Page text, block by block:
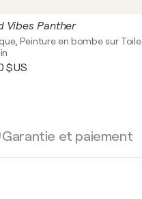
Vibes Panther
Peinture en bombe sur Toile
$US
Garantie et paiement